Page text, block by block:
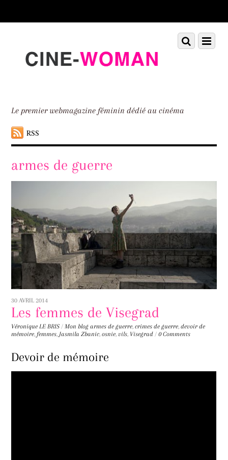
down
Le premier webmagazine féminin dédié au cinéma
RSS
Menu
Scroll
down
armes de guerre
30 AVRIL 2014
Les femmes de Visegrad
Véronique LE BRIS / Mon blog armes de guerre,crimes de guerre,devoir de
mémoire, femmes, Jasmila Zbanic,osnie,vils, Visegrad / 0 Comments
Devoir de mémoire